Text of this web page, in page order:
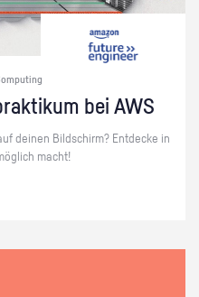
bei AWS
dei­nen Bild­schirm? Ent­de­cke in
macht!